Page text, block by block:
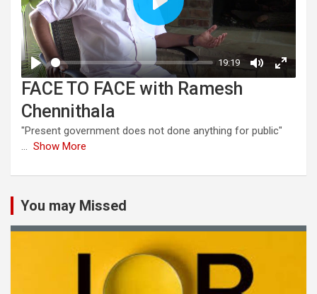
FACE TO FACE with Ramesh
Chennithala
"Present government does not done anything for public"
... Show More
You may Missed